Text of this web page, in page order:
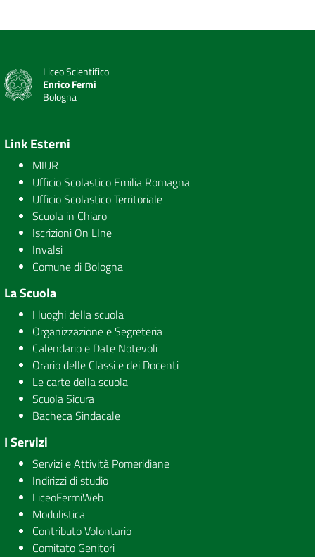
Liceo Scientifico
Enrico Fermi
Bologna
Link Esterni
MIUR
Ufficio Scolastico Emilia Romagna
Ufficio Scolastico Territoriale
Scuola in Chiaro
Iscrizioni On LIne
Invalsi
Comune di Bologna
La Scuola
I luoghi della scuola
Organizzazione e Segreteria
Calendario e Date Notevoli
Orario delle Classi e dei Docenti
Le carte della scuola
Scuola Sicura
Bacheca Sindacale
I Servizi
Servizi e Attività Pomeridiane
Indirizzi di studio
LiceoFermiWeb
Modulistica
Contributo Volontario
Comitato Genitori